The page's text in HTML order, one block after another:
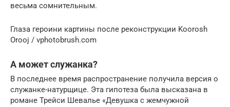
весьма сомнительным.
Глаза героини картины после реконструкции Koorosh
Orooj / vphotobrush.com
А может служанка?
В последнее время распространение получила версия о
служанке-натурщице. Эта гипотеза была высказана в
романе Трейси Шевалье «Девушка с жемчужной